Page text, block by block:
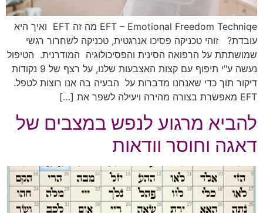
EFT – Emotional Freedom Techniqe מה זה EFT ואיך היא
עובדת? זוהי טכניקה פסיכו אנרגטית, טכניקה לשחרור רגשי
שמושתתת על הרפואה הסינית והפסיכולוגיה המודרנית. הטיפול
נעשה ע"י תיפוף עם קצות האצבעות שלנו, על רצף של 9 נקודות
דיקור תוך כדי שאנחנו מדברות על הבעיה בה אנו רוצות לטפל.
EFT מאפשרת בצורה מהירה ויעילה לשפר את […]
להביא מרגוע לנפש במצבים של
דאגה וחוסר וודאות